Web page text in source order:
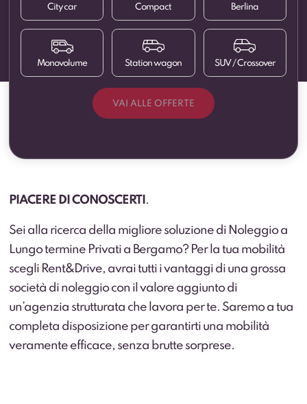
City car Compact Berlina
Monovolume Station wagon SUV / Crossover
VAI ALLE OFFERTE
Autocarro N1 Berlina
Executive Station wagon Monovolume
SUV / Crossover
VAI ALLE OFFERTE
Furgoni Furgoni elettrici
Pick-up
Veicoli
commerciali
allestiti
Trasporto persone
VAI ALLE OFFERTE
PIACERE DI CONOSCERTI .
Sei alla ricerca della migliore soluzione di Noleggio a
Lungo termine Privati a Bergamo? Per la tua mobilità
scegli Rent&Drive, avrai tutti i vantaggi di una grossa
società di noleggio con il valore aggiunto di
un’agenzia strutturata che lavora per te. Saremo a tua
completa disposizione per garantirti una mobilità
veramente efficace, senza brutte sorprese.